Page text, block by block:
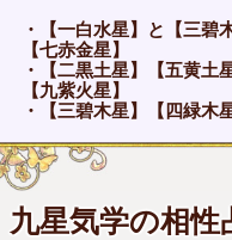
・【一白水星】と【三碧
【七赤金星】
・【二黒土星】【五黄土
【九紫火星】
・【三碧木星】【四緑木
九星気学の相性